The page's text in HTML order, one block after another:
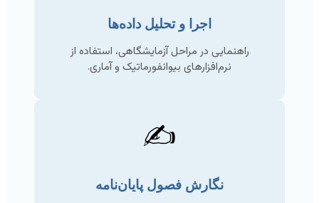
اجرا و تحلیل داده‌ها
راهنمایی در مراحل آزمایشگاهی، استفاده از
نرم‌افزارهای بیوانفورماتیک و آماری.
✍️
نگارش فصول پایان‌نامه